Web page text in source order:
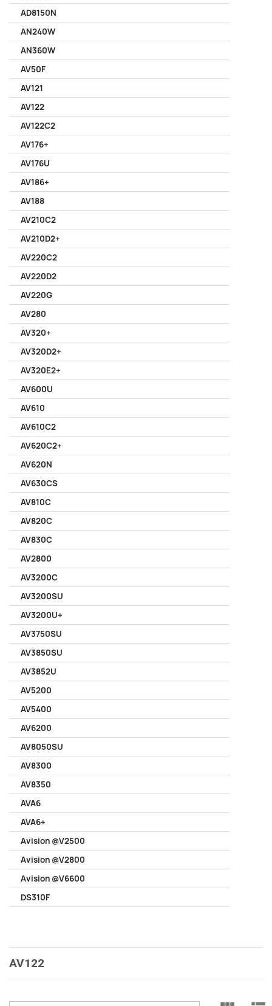
AD8150N
AN240W
AN360W
AV50F
AV121
AV122
AV122C2
AV176+
AV176U
AV186+
AV188
AV210C2
AV210D2+
AV220C2
AV220D2
AV220G
AV280
AV320+
AV320D2+
AV320E2+
AV600U
AV610
AV610C2
AV620C2+
AV620N
AV630CS
AV810C
AV820C
AV830C
AV2800
AV3200C
AV3200SU
AV3200U+
AV3750SU
AV3850SU
AV3852U
AV5200
AV5400
AV6200
AV8050SU
AV8300
AV8350
AVA6
AVA6+
Avision @V2500
Avision @V2800
Avision @V6600
DS310F
AV122